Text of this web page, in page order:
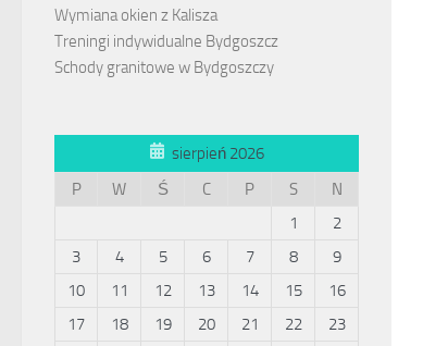
Wymiana okien z Kalisza
Treningi indywidualne Bydgoszcz
Schody granitowe w Bydgoszczy
sierpień 2026
P
W Ś C P S
N
1
2
3
4 5 6 7 8
9
10
11 12 13 14 15
16
17
18 19 20 21 22
23